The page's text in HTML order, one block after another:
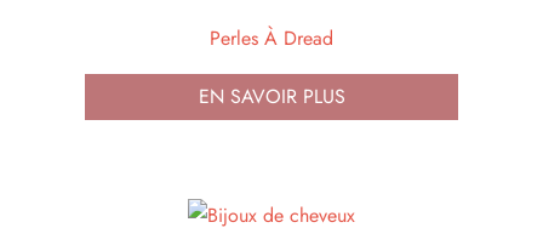
Perles À Dread
EN SAVOIR PLUS